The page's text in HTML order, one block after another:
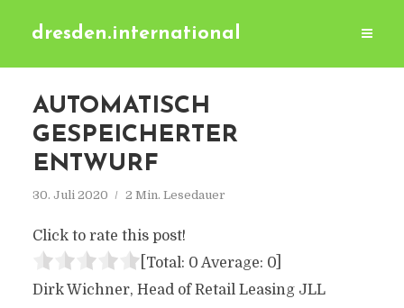
dresden.international
AUTOMATISCH
GESPEICHERTER
ENTWURF
30. Juli 2020 2 Min. Lesedauer
Click to rate this post!
[Total: 0 Average: 0]
Dirk Wichner, Head of Retail Leasing JLL